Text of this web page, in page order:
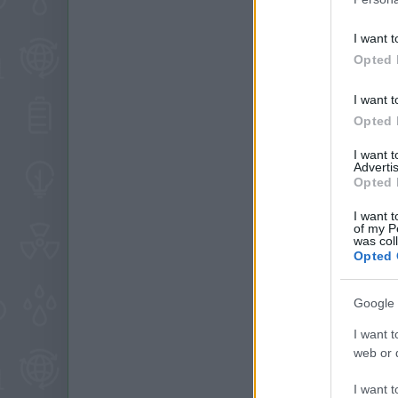
I want
Opted
I want
Opted
I want
Opted
I want
of my
was
Opted
Google
I want
web or
I want